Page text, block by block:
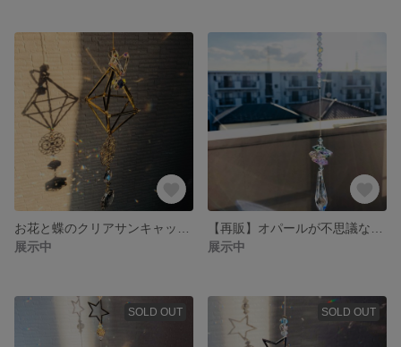
展示中
展示中
SOLD OUT SOLD OUT